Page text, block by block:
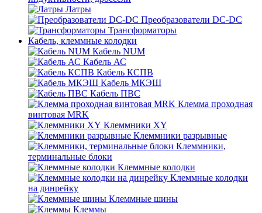
Латры
Преобразователи DC-DC
Трансформаторы
Кабель, клеммные колодки
Кабель NUM
Кабель АС
Кабель КСПВ
Кабель МКЭШ
Кабель ПВС
Клемма проходная
винтовая MRK
Клеммники XY
Клеммники разрывные
Клеммники,
терминальные блоки
Клеммные колодки
Клеммные колодки
на динрейку
Клеммные шины
Клеммы